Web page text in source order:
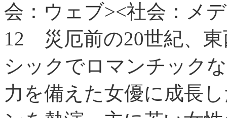
会：ウェブ><社会：メ
12 災厄前の20世紀、
シックでロマンチック
力を備えた女優に成長